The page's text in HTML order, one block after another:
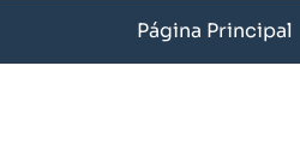
Página Principal